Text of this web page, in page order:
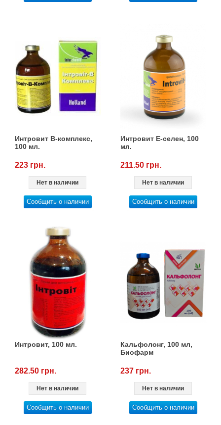
Интровит В-комплекс,
100 мл.
223 грн.
Нет в наличии
Сообщить о наличии
Интровит Е-селен, 100
мл.
211.50 грн.
Нет в наличии
Сообщить о наличии
Интровит, 100 мл.
282.50 грн.
Нет в наличии
Сообщить о наличии
Кальфолонг, 100 мл,
Биофарм
237 грн.
Нет в наличии
Сообщить о наличии